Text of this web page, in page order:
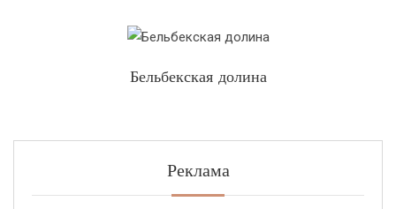
Бельбекская долина
Реклама